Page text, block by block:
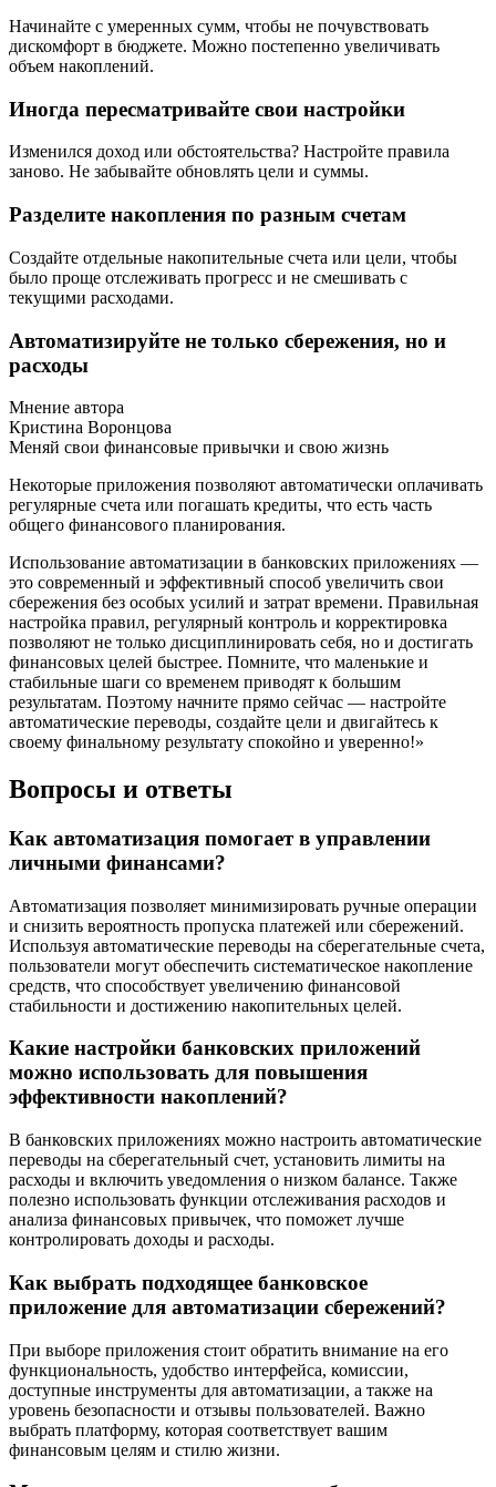
Начинайте с умеренных сумм, чтобы не почувствовать
дискомфорт в бюджете. Можно постепенно увеличивать
объем накоплений.
Иногда пересматривайте свои настройки
Изменился доход или обстоятельства? Настройте правила
заново. Не забывайте обновлять цели и суммы.
Разделите накопления по разным счетам
Создайте отдельные накопительные счета или цели, чтобы
было проще отслеживать прогресс и не смешивать с
текущими расходами.
Автоматизируйте не только сбережения, но и
расходы
Мнение автора
Кристина Воронцова
Меняй свои финансовые привычки и свою жизнь
Некоторые приложения позволяют автоматически оплачивать
регулярные счета или погашать кредиты, что есть часть
общего финансового планирования.
Использование автоматизации в банковских приложениях —
это современный и эффективный способ увеличить свои
сбережения без особых усилий и затрат времени. Правильная
настройка правил, регулярный контроль и корректировка
позволяют не только дисциплинировать себя, но и достигать
финансовых целей быстрее. Помните, что маленькие и
стабильные шаги со временем приводят к большим
результатам. Поэтому начните прямо сейчас — настройте
автоматические переводы, создайте цели и двигайтесь к
своему финальному результату спокойно и уверенно!»
Вопросы и ответы
Как автоматизация помогает в управлении
личными финансами?
Автоматизация позволяет минимизировать ручные операции
и снизить вероятность пропуска платежей или сбережений.
Используя автоматические переводы на сберегательные счета,
пользователи могут обеспечить систематическое накопление
средств, что способствует увеличению финансовой
стабильности и достижению накопительных целей.
Какие настройки банковских приложений
можно использовать для повышения
эффективности накоплений?
В банковских приложениях можно настроить автоматические
переводы на сберегательный счет, установить лимиты на
расходы и включить уведомления о низком балансе. Также
полезно использовать функции отслеживания расходов и
анализа финансовых привычек, что поможет лучше
контролировать доходы и расходы.
Как выбрать подходящее банковское
приложение для автоматизации сбережений?
При выборе приложения стоит обратить внимание на его
функциональность, удобство интерфейса, комиссии,
доступные инструменты для автоматизации, а также на
уровень безопасности и отзывы пользователей. Важно
выбрать платформу, которая соответствует вашим
финансовым целям и стилю жизни.